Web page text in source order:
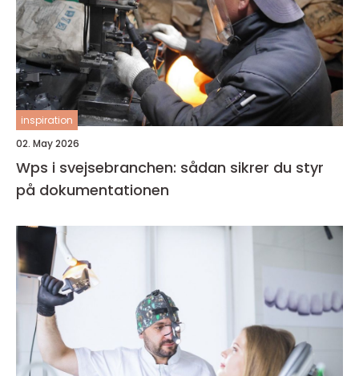
inspiration
02. May 2026
Wps i svejsebranchen: sådan sikrer du styr
på dokumentationen